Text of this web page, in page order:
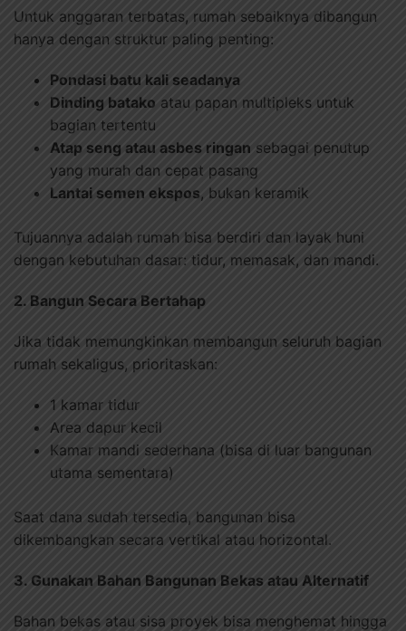
Untuk anggaran terbatas, rumah sebaiknya dibangun
hanya dengan struktur paling penting:
Pondasi batu kali seadanya
Dinding batako atau papan multipleks untuk
bagian tertentu
Atap seng atau asbes ringan sebagai penutup
yang murah dan cepat pasang
Lantai semen ekspos, bukan keramik
Tujuannya adalah rumah bisa berdiri dan layak huni
dengan kebutuhan dasar: tidur, memasak, dan mandi.
2. Bangun Secara Bertahap
Jika tidak memungkinkan membangun seluruh bagian
rumah sekaligus, prioritaskan:
1 kamar tidur
Area dapur kecil
Kamar mandi sederhana (bisa di luar bangunan
utama sementara)
Saat dana sudah tersedia, bangunan bisa
dikembangkan secara vertikal atau horizontal.
3. Gunakan Bahan Bangunan Bekas atau Alternatif
Bahan bekas atau sisa proyek bisa menghemat hingga